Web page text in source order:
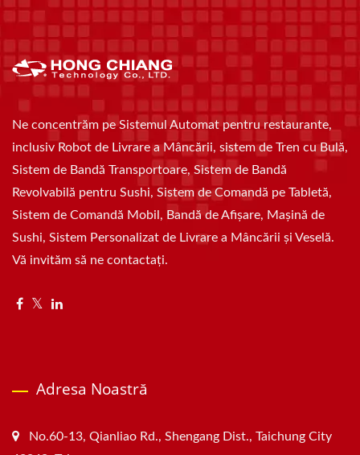
Ne concentrăm pe Sistemul Automat pentru restaurante,
inclusiv Robot de Livrare a Mâncării, sistem de Tren cu Bulă,
Sistem de Bandă Transportoare, Sistem de Bandă
Revolvabilă pentru Sushi, Sistem de Comandă pe Tabletă,
Sistem de Comandă Mobil, Bandă de Afișare, Mașină de
Sushi, Sistem Personalizat de Livrare a Mâncării și Veselă.
Vă invităm să ne contactați.
Adresa Noastră
No.60-13, Qianliao Rd., Shengang Dist., Taichung City